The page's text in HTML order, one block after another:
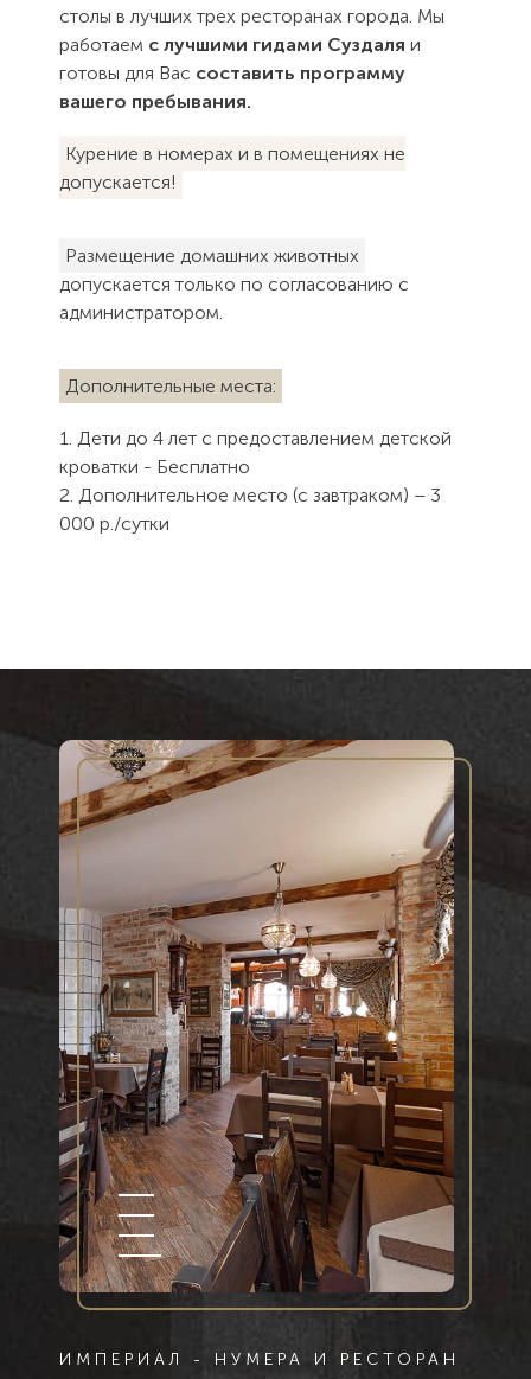
столы в лучших трех ресторанах города. Мы
работаем с лучшими гидами Суздаля и
готовы для Вас составить программу
вашего пребывания.
Курение в номерах и в помещениях не
допускается!
Размещение домашних животных
допускается только по согласованию с
администратором.
Дополнительные места:
1. Дети до 4 лет с предоставлением детской
кроватки - Бесплатно
2. Дополнительное место (с завтраком) – 3
000 р./сутки
ИМПЕРИАЛ - НУМЕРА И РЕСТОРАН